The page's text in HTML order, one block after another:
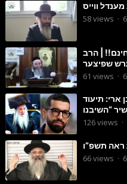
ווייס
58views ·
| הרב
שפיצער
61 views ·
ארי: תיעוד
126views ·
תשפ”ו
66views ·